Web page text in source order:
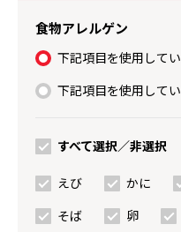
食物アレルゲン
下記項目を使用して
下記項目を使用して
すべて選択／非選択
えび かに
そば
卵